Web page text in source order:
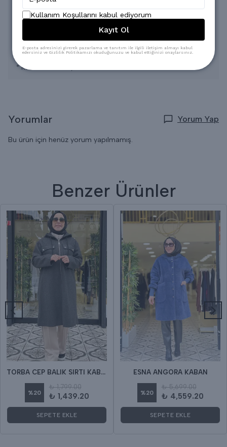
Oldukça rahat bir ve şık bir üründür.
* Konsept Çekimlerinde Renkler Işık Farklılığından Dolayı Bazı
Ürünlerde Değişiklik Gösterebilir.
* Yıkama: Ilık 30-35 Derecede elde Yıkama ayarında
* Ağartıcı ve yoğun kimyasal içeren deterjanların kullanılması
tavsiye edilmez.
* Kuru Temizlemeye verilebilir.
Yorumlar Yorum Yap
Bu ürün için henüz yorum yapılmamış.
Benzer Ürünler
TORBA CEP BALIK SIRTI KABAN
%20
₺ 1,799.00
₺ 1,439.20
SEPETE EKLE
ESNA ANGORA KABAN
%20
₺ 5,699.00
₺ 4,559.20
SEPETE EKLE
Kullanım Koşullarını kabul ediyorum
Kayıt Ol
E-posta adresinizi girerek pazarlama ve tanıtım ile ilgili iletişim almayı kabul
edersiniz ve Gizlilik Politikamızı okuduğunuzu ve kabul ettiğinizi onaylarsınız.